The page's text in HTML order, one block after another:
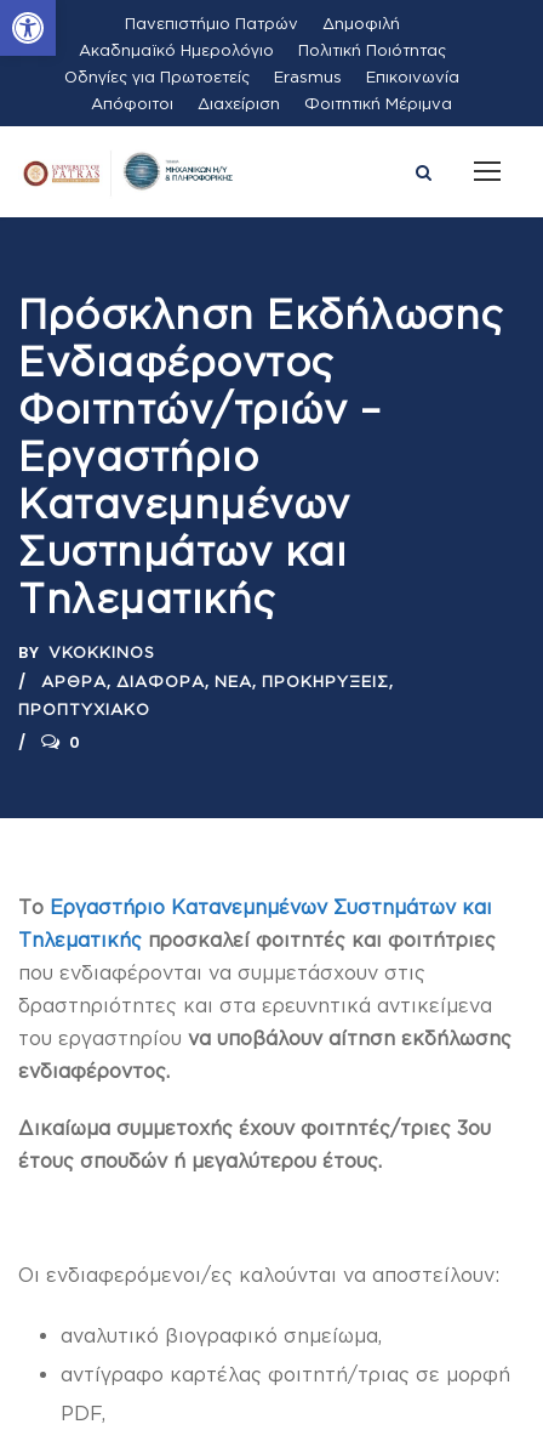
Ανοίξτε τη γραμμή εργαλείων Πανεπιστήμιο Πατρών
Δημοφιλή
Ακαδημαϊκό Ημερολόγιο
Πολιτική Ποιότητας
Οδηγίες για Πρωτοετείς
Erasmus
Επικοινωνία
Απόφοιτοι
Διαχείριση Φοιτητική Μέριμνα
Πρόσκληση Εκδήλωσης
Ενδιαφέροντος
Φοιτητών/τριών –
Εργαστήριο
Κατανεμημένων
Συστημάτων και
Τηλεματικής
BY VKOKKINOS
ΆΡΘΡΑ, ΔΙΆΦΟΡΑ, ΝΈΑ, ΠΡΟΚΗΡΎΞΕΙΣ,
ΠΡΟΠΤΥΧΙΑΚΌ
0
Το Εργαστήριο Κατανεμημένων Συστημάτων και
Τηλεματικής προσκαλεί φοιτητές και φοιτήτριες
που ενδιαφέρονται να συμμετάσχουν στις
δραστηριότητες και στα ερευνητικά αντικείμενα
του εργαστηρίου να υποβάλουν αίτηση εκδήλωσης
ενδιαφέροντος.
Δικαίωμα συμμετοχής έχουν φοιτητές/τριες 3ου
έτους σπουδών ή μεγαλύτερου έτους.
Οι ενδιαφερόμενοι/ες καλούνται να αποστείλουν:
αναλυτικό βιογραφικό σημείωμα,
αντίγραφο καρτέλας φοιτητή/τριας σε μορφή
PDF,